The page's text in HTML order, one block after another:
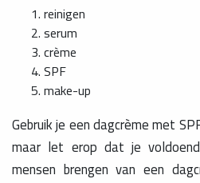
reinigen
serum
crème
SPF
make-up
Gebruik je een dagcrème met
maar let erop dat je
mensen brengen van een